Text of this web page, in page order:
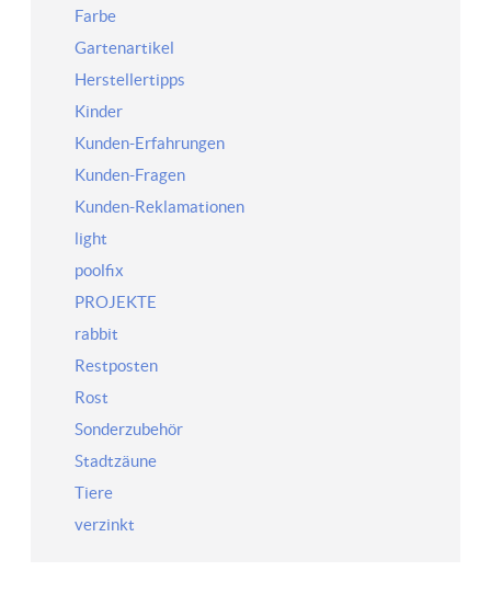
Farbe
Gartenartikel
Herstellertipps
Kinder
Kunden-Erfahrungen
Kunden-Fragen
Kunden-Reklamationen
light
poolfix
PROJEKTE
rabbit
Restposten
Rost
Sonderzubehör
Stadtzäune
Tiere
verzinkt